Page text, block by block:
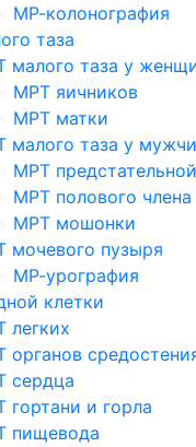
МР-колонография
таза
малого таза у
МРТ яичников
МРТ матки
малого таза у
МРТ
МРТ полового члена
МРТ мошонки
мочевого пузыря
МР-урография
клетки
легких
органов
сердца
гортани и горла
пищевода